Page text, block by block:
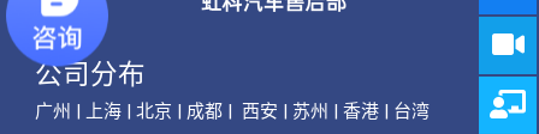
公司分布
广州 | 上海 | 北京 | 成都 | 西安 | 苏州 | 香港 | 台湾